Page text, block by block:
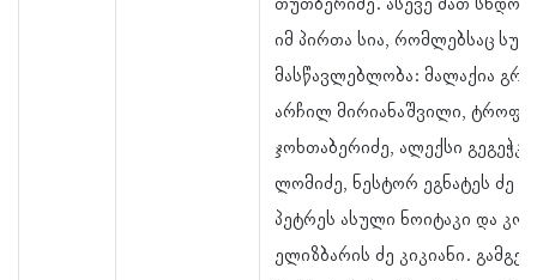
თუთბერიძე. ასევე მათ
იმ პირთა სია, რომლებსაც
მასწავლებლობა: მალაქია
არჩილ მირიანაშვილი,
ჯოხთაბერიძე, ალექსი
ლომიძე, ნესტორ ეგნატეს ძე
პეტრეს ასული ნოიტაკი და
ელიზბარის ძე კიკიანი.